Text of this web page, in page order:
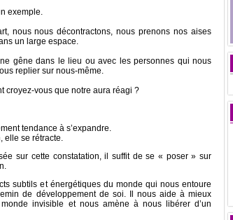
exemple.
nous nous décontractons, nous prenons nos aises
un large espace.
gêne dans le lieu ou avec les personnes qui nous
replier sur nous-même.
croyez-vous que notre aura réagi ?
tendance à s’expandre.
elle se rétracte.
sur cette constatation, il suffit de se « poser » sur
subtils et énergétiques du monde qui nous entoure
de développement de soi. Il nous aide à mieux
invisible et nous amène à nous libérer d’un